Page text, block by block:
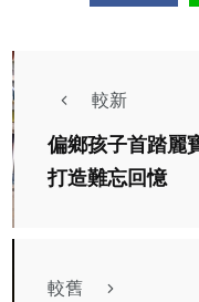
較新
偏鄉孩子首踏麗
打造難忘回憶
較舊